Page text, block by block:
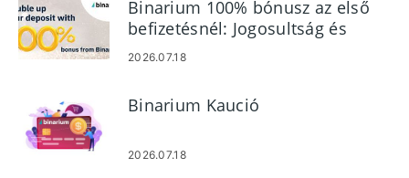
Binarium 100% bónusz az első
befizetésnél: Jogosultság és
forgalom
2026.07.18
Binarium Kaució
2026.07.18